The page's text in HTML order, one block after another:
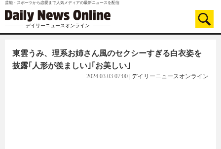
芸能・スポーツから恋愛まで人気メディアの最新ニュースを配信
デイリーニュースオンライン
東雲うみ、理系お姉さん風のセクシーすぎる白衣姿を
披露｢人形が羨ましい｣｢お美しい｣
2024.03.03 07:00 デイリーニュースオンライン